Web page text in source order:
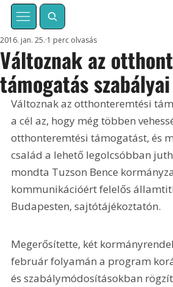
Változnak az
támogatás szabályai
2016. jan. 25. 1 perc olvasás
Változnak az otthonteremtési
a cél az, hogy még többen
otthonteremtési támogatást, és
család a lehető legolcsóbban
mondta Tuzson Bence
kommunikációért felelős
Budapesten, sajtótájékoztatón.
Megerősítette, két
február folyamán a program
és szabálymódosításokban